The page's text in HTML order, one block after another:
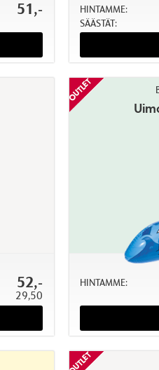
51,- HINTAMME:
SÄÄSTÄT:
52,-
29,50
HINTAMME: